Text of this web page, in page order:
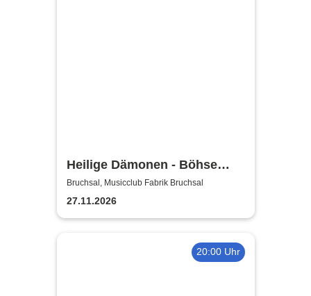
Heilige Dämonen - Böhse
Onkelz Tribute
Bruchsal, Musicclub Fabrik Bruchsal
27.11.2026
20:00 Uhr